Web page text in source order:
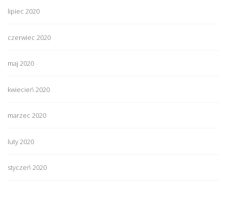
lipiec 2020
czerwiec 2020
maj 2020
kwiecień 2020
marzec 2020
luty 2020
styczeń 2020